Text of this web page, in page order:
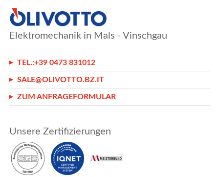
Elektromechanik in Mals - Vinschgau
TEL.:+39 0473 831012
SALE@OLIVOTTO.BZ.IT
ZUM ANFRAGEFORMULAR
Unsere Zertifizierungen